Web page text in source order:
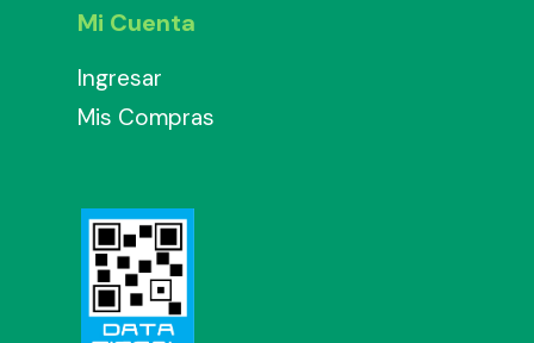
Mi Cuenta
Ingresar
Mis Compras